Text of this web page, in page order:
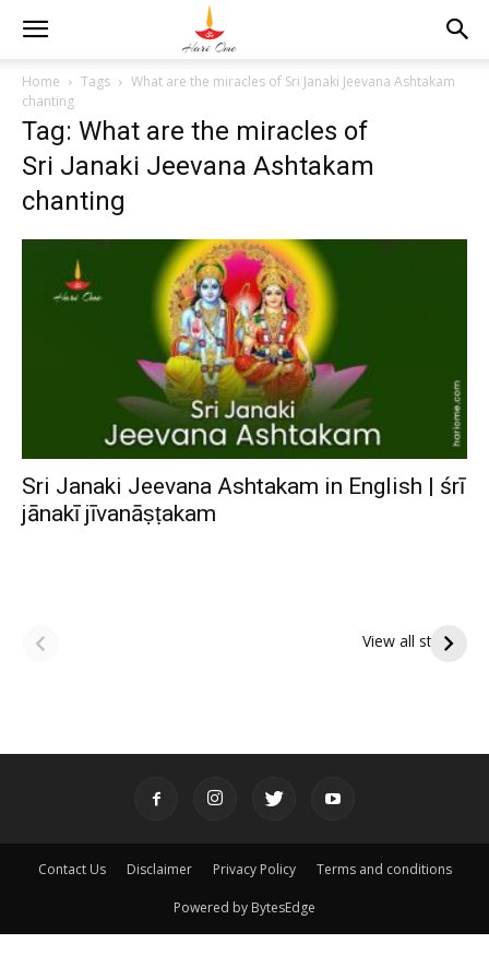
Home Tags
What are the miracles of Sri Janaki Jeevana Ashtakam
chanting
Tag: What are the miracles of
Sri Janaki Jeevana Ashtakam
chanting
Sri Janaki Jeevana Ashtakam in English | śrī
jānakī jīvanāṣṭakam
View all stories
పితృదేవతల ఆశీర్వాదం
ఇంద్రకీలాద్రి గిరి ప్రదక్షిణ
Contact Us Disclaimer Privacy Policy Terms and conditions
Powered by BytesEdge